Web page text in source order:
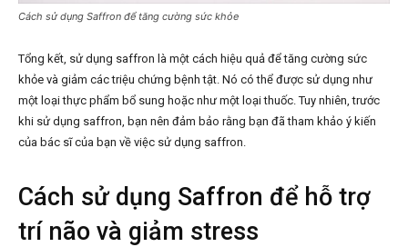
Cách sử dụng Saffron để tăng cường sức khỏe
Tổng kết, sử dụng saffron là một cách hiệu quả để tăng cường sức
khỏe và giảm các triệu chứng bệnh tật. Nó có thể được sử dụng như
một loại thực phẩm bổ sung hoặc như một loại thuốc. Tuy nhiên, trước
khi sử dụng saffron, bạn nên đảm bảo rằng bạn đã tham khảo ý kiến
của bác sĩ của bạn về việc sử dụng saffron.
Cách sử dụng Saffron để hỗ trợ
trí não và giảm stress